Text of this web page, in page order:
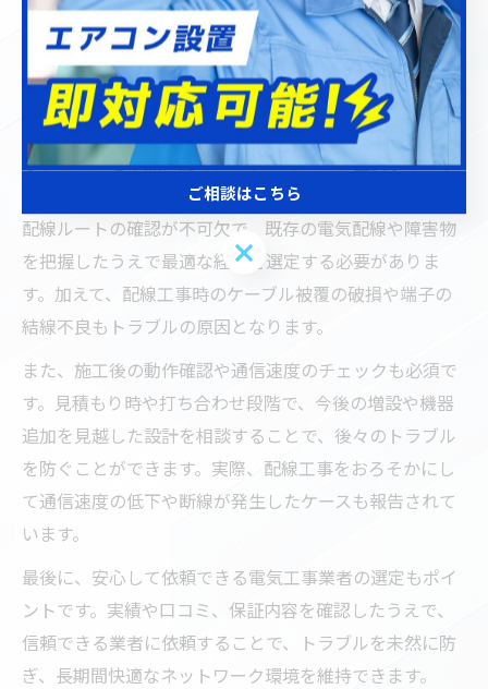
できます。
トラブルを防ぐ電気工事の重要ポイント
LAN配線やLANモジュラージャック設置時に起こりがち
なトラブルを未然に防ぐには、いくつかの重要ポイント
を押さえることが大切です。まず、施工前の現場調査と
配線ルートの確認が不可欠で、既存の電気配線や障害物
を把握したうえで最適な経路を選定する必要がありま
す。加えて、配線工事時のケーブル被覆の破損や端子の
結線不良もトラブルの原因となります。
また、施工後の動作確認や通信速度のチェックも必須で
す。見積もり時や打ち合わせ段階で、今後の増設や機器
追加を見越した設計を相談することで、後々のトラブル
を防ぐことができます。実際、配線工事をおろそかにし
て通信速度の低下や断線が発生したケースも報告されて
います。
最後に、安心して依頼できる電気工事業者の選定もポイ
ントです。実績や口コミ、保証内容を確認したうえで、
信頼できる業者に依頼することで、トラブルを未然に防
ぎ、長期間快適なネットワーク環境を維持できます。
ご相談はこちら
ご相談はこちら